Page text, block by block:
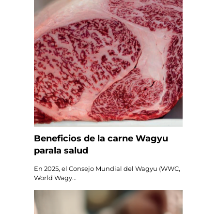
Beneficios de la carne Wagyu
parala salud
En 2025, el Consejo Mundial del Wagyu (WWC,
World Wagy...